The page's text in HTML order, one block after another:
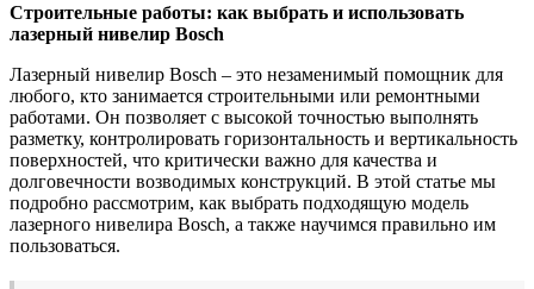
Строительные работы: как выбрать и использовать
лазерный нивелир Bosch
Лазерный нивелир Bosch – это незаменимый помощник для
любого, кто занимается строительными или ремонтными
работами. Он позволяет с высокой точностью выполнять
разметку, контролировать горизонтальность и вертикальность
поверхностей, что критически важно для качества и
долговечности возводимых конструкций. В этой статье мы
подробно рассмотрим, как выбрать подходящую модель
лазерного нивелира Bosch, а также научимся правильно им
пользоваться.